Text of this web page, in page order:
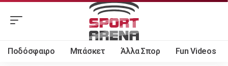
Ποδόσφαιρο Μπάσκετ Άλλα Σπορ Fun Videos